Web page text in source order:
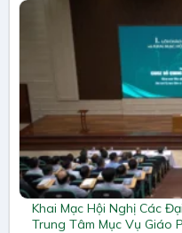
Khai Mạc Hội Nghị Các
Trung Tâm Mục Vụ Giáo